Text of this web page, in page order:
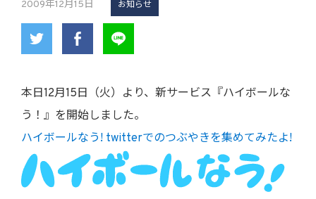
2009年12月15日 お知らせ
本日12月15日（火）より、新サービス『ハイボールな
う！』を開始しました。
ハイボールなう! twitterでのつぶやきを集めてみたよ!